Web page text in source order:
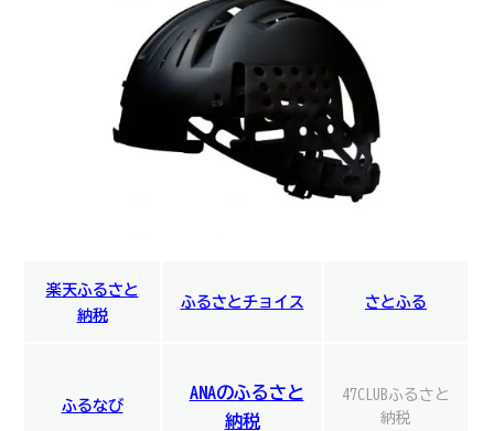
楽天ふるさと
納税
ふるさとチョイス さとふる
ふるなび
ANAのふるさと
納税
47CLUBふるさと
納税